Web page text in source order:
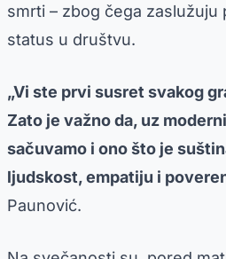
smrti – zbog čega
status u društvu.
„Vi ste prvi susret svakog
Zato je važno da, uz
sačuvamo i ono što je
ljudskost, empatiju i
Paunović.